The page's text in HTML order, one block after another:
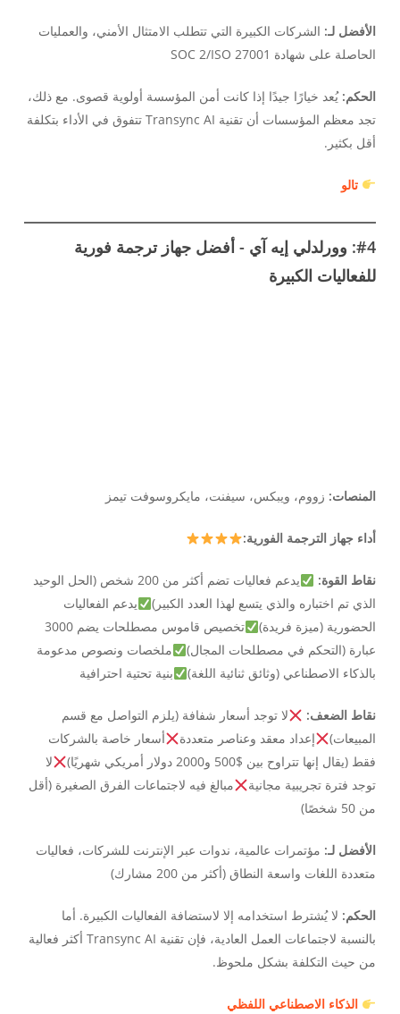
الأفضل لـ: الشركات الكبيرة التي تتطلب الامتثال الأمني، والعمليات
الحاصلة على شهادة SOC 2/ISO 27001
الحكم: يُعد خيارًا جيدًا إذا كانت أمن المؤسسة أولوية قصوى. مع ذلك،
تجد معظم المؤسسات أن تقنية Transync AI تتفوق في الأداء بتكلفة
أقل بكثير.
تالو
#4: وورلدلي إيه آي - أفضل جهاز ترجمة فورية
للفعاليات الكبيرة
المنصات: زووم، ويبكس، سيفنت، مايكروسوفت تيمز
أداء جهاز الترجمة الفورية:
نقاط القوة:
يدعم فعاليات تضم أكثر من 200 شخص (الحل الوحيد
الذي تم اختباره والذي يتسع لهذا العدد الكبير)
يدعم الفعاليات
الحضورية (ميزة فريدة)
تخصيص قاموس مصطلحات يضم 3000
عبارة (التحكم في مصطلحات المجال)
ملخصات ونصوص مدعومة
بالذكاء الاصطناعي (وثائق ثنائية اللغة)
بنية تحتية احترافية
نقاط الضعف:
لا توجد أسعار شفافة (يلزم التواصل مع قسم
المبيعات)
إعداد معقد وعناصر متعددة
أسعار خاصة بالشركات
فقط (يقال إنها تتراوح بين $500 و2000 دولار أمريكي شهريًا)
لا
توجد فترة تجريبية مجانية
مبالغ فيه لاجتماعات الفرق الصغيرة (أقل
من 50 شخصًا)
الأفضل لـ: مؤتمرات عالمية، ندوات عبر الإنترنت للشركات، فعاليات
متعددة اللغات واسعة النطاق (أكثر من 200 مشارك)
الحكم: لا يُشترط استخدامه إلا لاستضافة الفعاليات الكبيرة. أما
بالنسبة لاجتماعات العمل العادية، فإن تقنية Transync AI أكثر فعالية
من حيث التكلفة بشكل ملحوظ.
الذكاء الاصطناعي اللفظي